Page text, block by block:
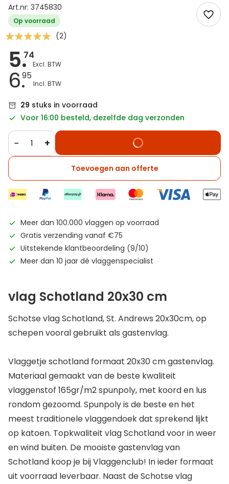
Art.nr: 3745830
Op voorraad
Waardering:
(2)
5.74
6.95
29 stuks in voorraad
Voor 16:00 besteld, dezelfde dag verzonden
− +
Toevoegen aan offerte
Meer dan 100.000 vlaggen op voorraad
Gratis verzending vanaf €75
Uitstekende klantbeoordeling (9/10)
Meer dan 10 jaar dé vlaggenspecialist
vlag Schotland 20x30 cm
Schotse vlag Schotland, St. Andrews 20x30cm, op
schepen vooral gebruikt als gastenvlag.
Vlaggetje schotland formaat 20x30 cm gastenvlag.
Materiaal gemaakt van de beste kwaliteit
vlaggenstof 165gr/m2 spunpoly, met koord en lus
rondom gezoomd. Spunpoly is de beste en het
meest traditionele vlaggendoek dat sprekend lijkt
op katoen. Topkwaliteit vlag Schotland voor in weer
en wind buiten. De mooiste gastenvlag van
Schotland koop je bij Vlaggenclub! In ieder formaat
uit voorraad leverbaar. Naast de Schotse vlag